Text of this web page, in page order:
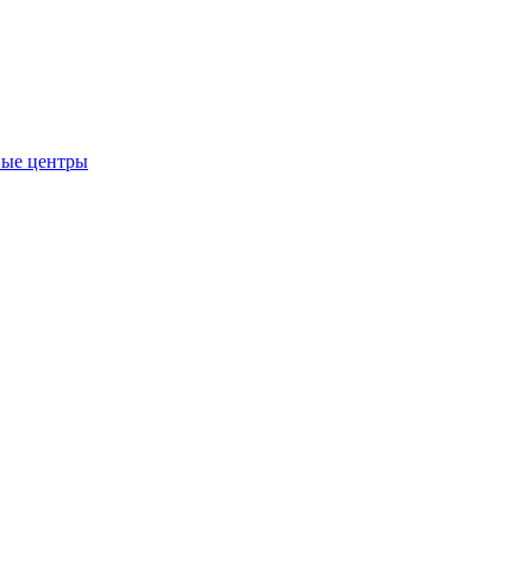
центры